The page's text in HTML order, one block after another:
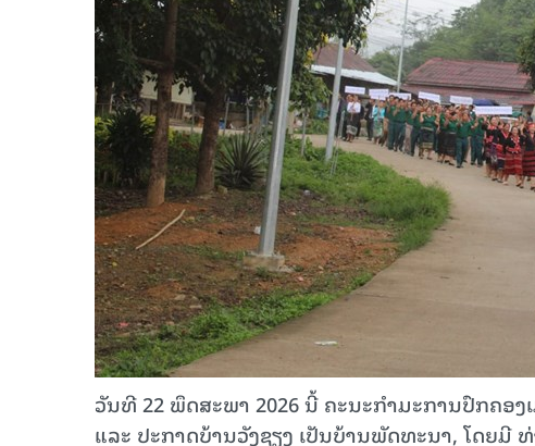
ວັນທີ 22 ພຶດສະພາ 2026 ນີ້ ຄະນະກໍາມະການປົກຄອ
ແລະ ປະກາດບ້ານວັງຊຽງ ເປັນບ້ານພັດທະນາ, ໂດຍມີ